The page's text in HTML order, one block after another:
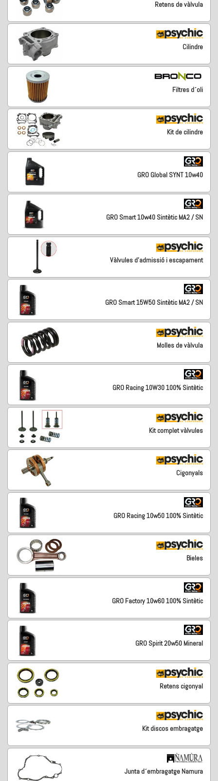
Retens de vàlvula
Cilindre
Filtres d´oli
Kit de cilindre
GRO Global SYNT 10w40
GRO Smart 10w40 Sintètic MA2 / SN
Vàlvules d'admissió i escapament
GRO Smart 15W50 Sintètic MA2 / SN
Molles de vàlvula
GRO Racing 10W30 100% Sintètic
Kit complet vàlvules
Cigonyals
GRO Racing 10w50 100% Sintètic
Bieles
GRO Factory 10w60 100% Sintètic
GRO Spirit 20w50 Mineral
Retens cigonyal
Kit discos embragatge
Junta d´embragatge Namura